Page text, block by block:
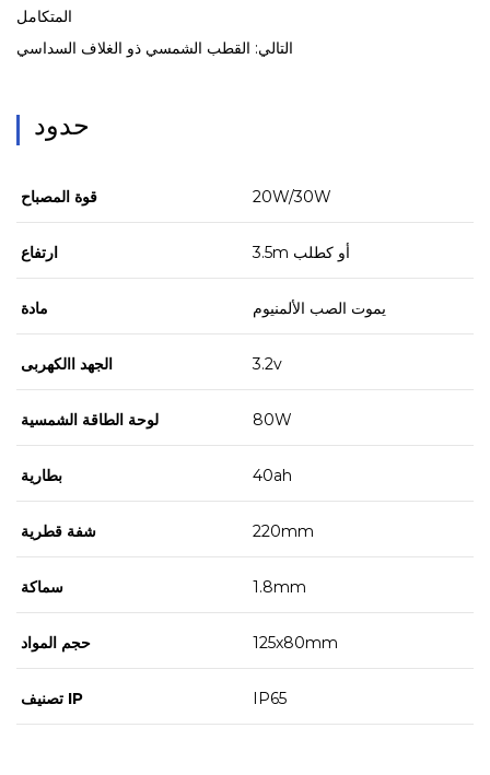
المتكامل
التالي: القطب الشمسي ذو الغلاف السداسي
حدود
قوة المصباح 20W/30W
ارتفاع 3.5m أو كطلب
مادة يموت الصب الألمنيوم
الجهد االكهربى 3.2v
لوحة الطاقة الشمسية 80W
بطارية 40ah
شفة قطرية 220mm
سماكة 1.8mm
حجم المواد 125x80mm
تصنيف IP IP65